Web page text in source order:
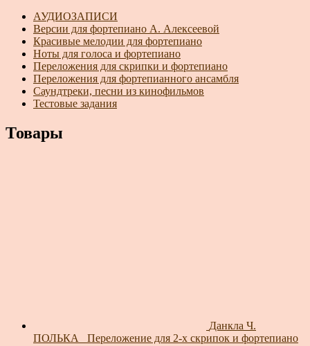
АУДИОЗАПИСИ
Версии для фортепиано А. Алексеевой
Красивые мелодии для фортепиано
Ноты для голоса и фортепиано
Переложения для скрипки и фортепиано
Переложения для фортепианного ансамбля
Саундтреки, песни из кинофильмов
Тестовые задания
Товары
Данкла Ч.
ПОЛЬКА_ Переложение для 2-х скрипок и фортепиано